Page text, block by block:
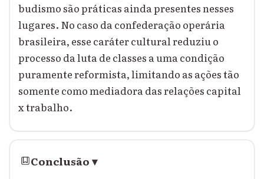
budismo são práticas ainda presentes nesses
lugares. No caso da confederação operária
brasileira, esse caráter cultural reduziu o
processo da luta de classes a uma condição
puramente reformista, limitando as ações tão
somente como mediadora das relações capital
x trabalho.
Conclusão▾